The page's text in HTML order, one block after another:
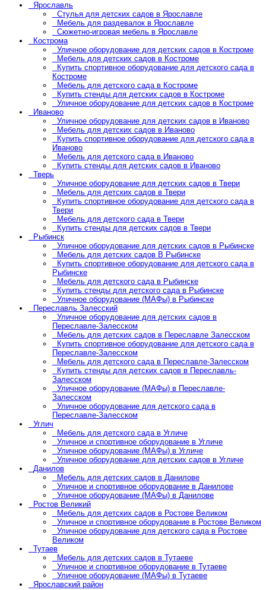
Ярославль
Стулья для детских садов в Ярославле
Мебель для раздевалок в Ярославле
Сюжетно-игровая мебель в Ярославле
Кострома
Уличное оборудование для детских садов в Костроме
Мебель для детских садов в Костроме
Купить спортивное оборудование для детского сада в
Костроме
Мебель для детского сада в Костроме
Купить стенды для детских садов в Костроме
Уличное оборудование для детских садов в Костроме
Иваново
Уличное оборудование для детских садов в Иваново
Мебель для детских садов в Иваново
Купить спортивное оборудование для детского сада в
Иваново
Мебель для детского сада в Иваново
Купить стенды для детских садов в Иваново
Тверь
Уличное оборудование для детских садов в Твери
Мебель для детских садов в Твери
Купить спортивное оборудование для детского сада в
Твери
Мебель для детского сада в Твери
Купить стенды для детских садов в Твери
Рыбинск
Уличное оборудование для детских садов в Рыбинске
Мебель для детских садов В Рыбинске
Купить спортивное оборудование для детского сада в
Рыбинске
Мебель для детского сада в Рыбинске
Купить стенды для детского сада в Рыбинске
Уличное оборудование (МАФы) в Рыбинске
Переславль Залесский
Уличное оборудование для детских садов в
Переславле-Залесском
Мебель для детских садов в Переславле Залесском
Купить спортивное оборудование для детского сада в
Переславле-Залесском
Мебель для детского сада в Переславле-Залесском
Купить стенды для детских садов в Переславль-
Залесском
Уличное оборудование (МАФы) в Переславле-
Залесском
Уличное оборудование для детского сада в
Переславле-Залесском
Углич
Мебель для детского сада в Угличе
Уличное и спортивное оборудование в Угличе
Уличное оборудование (МАФы) в Угличе
Уличное оборудование для детских садов в Угличе
Данилов
Мебель для детских садов в Данилове
Уличное и спортивное оборудование в Данилове
Уличное оборудование (МАФы) в Данилове
Ростов Великий
Мебель для детских садов в Ростове Великом
Уличное и спортивное оборудование в Ростове Великом
Уличное оборудование для детского сада в Ростове
Великом
Тутаев
Мебель для детских садов в Тутаеве
Уличное и спортивное оборудование в Тутаеве
Уличное оборудование (МАФы) в Тутаеве
Ярославский район